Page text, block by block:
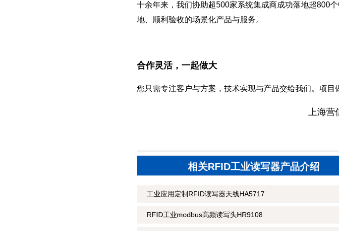
十余年来，我们协助超500家系统集成商成功落地超800
地、顺利验收的场景化产品与服务。
合作灵活，一起做大
您只需专注客户与方案，技术实现与产品交给我们。项
上海营
相关RFID工业读写器产品介绍
工业应用定制RFID读写器天线HA5717
RFID工业modbus高频读写头HR9108